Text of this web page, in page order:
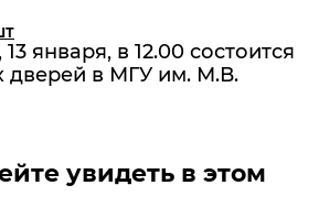
января, в 12.00 состоится
дверей в МГУ им. М.В.
увидеть в этом